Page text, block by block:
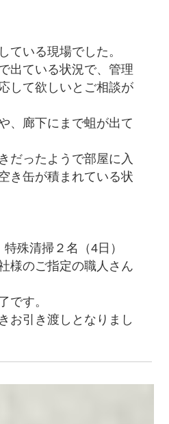
ている現場でした。
出ている状況で、管理
して欲しいとご相談が
、廊下にまで蛆が出て
だったようで部屋に入
き缶が積まれている状
殊清掃２名（4日）
様のご指定の職人さん
です。
お引き渡しとなりまし